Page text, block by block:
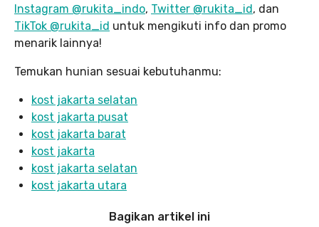
Instagram @rukita_indo, Twitter @rukita_id , dan
TikTok @rukita_id untuk mengikuti info dan promo
menarik lainnya!
Temukan hunian sesuai kebutuhanmu:
kost jakarta selatan
kost jakarta pusat
kost jakarta barat
kost jakarta
kost jakarta selatan
kost jakarta utara
Bagikan artikel ini